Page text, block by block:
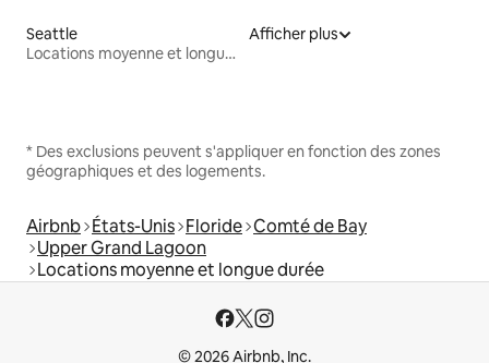
Seattle
Locations moyenne et longue durée
Afficher plus
* Des exclusions peuvent s'appliquer en fonction des zones
géographiques et des logements.
Airbnb États-Unis Floride Comté de Bay
Upper Grand Lagoon
Locations moyenne et longue durée
© 2026 Airbnb, Inc.